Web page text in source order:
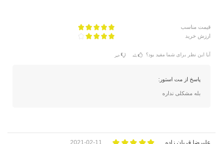
قیمت مناسب
ارزش خرید
آیا این نظر برای شما مفید بود؟ بله خیر
پاسخ از مت استور:
بله مشکلی نداره